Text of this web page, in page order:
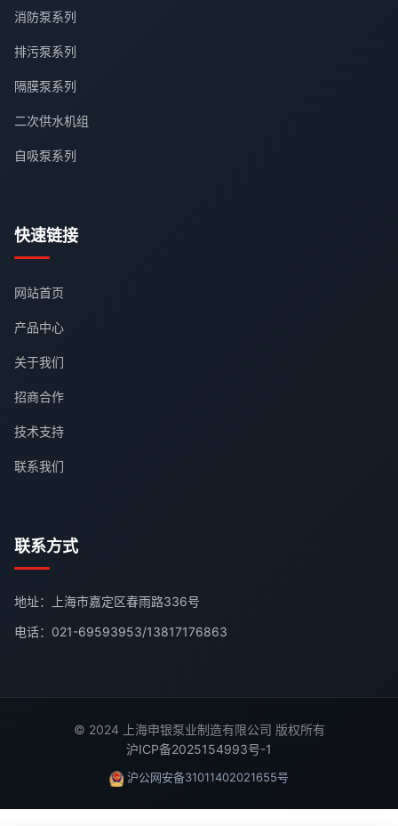
消防泵系列
排污泵系列
隔膜泵系列
二次供水机组
自吸泵系列
快速链接
网站首页
产品中心
关于我们
招商合作
技术支持
联系我们
联系方式
地址：上海市嘉定区春雨路336号
电话： 021-69593953/13817176863
© 2024 上海申银泵业制造有限公司 版权所有
沪ICP备2025154993号-1
沪公网安备31011402021655号